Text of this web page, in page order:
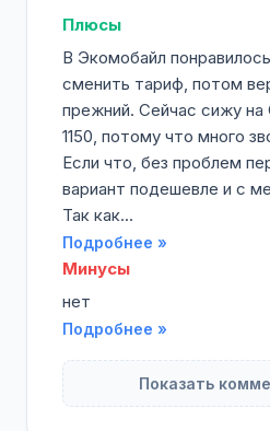
Плюсы
В Экомобайл
сменить тариф, потом
прежний. Сейчас сижу
1150, потому что много
Если что, без проблем
вариант подешевле и с
Так как...
Подробнее »
Минусы
нет
Подробнее »
Показать